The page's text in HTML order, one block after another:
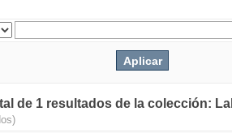
de 1 resultados de la colección: